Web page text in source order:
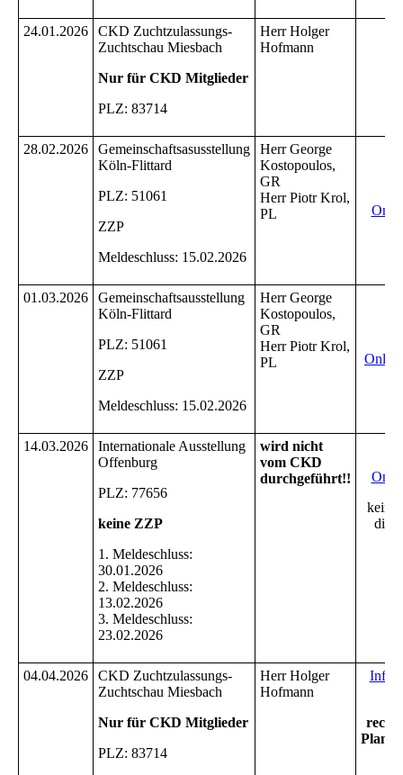
24.01.2026
CKD Zuchtzulassungs-
Zuchtschau Miesbach
Nur für CKD Mitglieder
PLZ: 83714
Herr Holger
Hofmann
28.02.2026
Gemeinschaftsasusstellung
Köln-Flittard
PLZ: 51061
ZZP
Meldeschluss: 15.02.2026
Herr George
Kostopoulos,
GR
Herr Piotr Krol,
PL
01.03.2026
Gemeinschaftsausstellung
Köln-Flittard
PLZ: 51061
ZZP
Meldeschluss: 15.02.2026
Herr George
Kostopoulos,
GR
Herr Piotr Krol,
PL
14.03.2026
Internationale Ausstellung
Offenburg
PLZ: 77656
keine ZZP
1. Meldeschluss:
30.01.2026
2. Meldeschluss:
13.02.2026
3. Meldeschluss:
23.02.2026
wird nicht
vom CKD
durchgeführt!!
keine
die
04.04.2026
CKD Zuchtzulassungs-
Zuchtschau Miesbach
Nur für CKD Mitglieder
PLZ: 83714
Herr Holger
Hofmann
Infos